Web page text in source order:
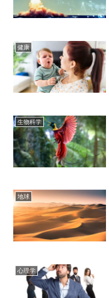
健康
生物科学
地球
心理学